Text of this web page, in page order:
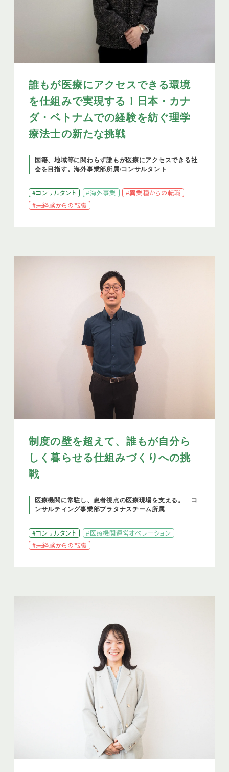
誰もが医療にアクセスできる環境
を仕組みで実現する！日本・カナ
ダ・ベトナムでの経験を紡ぐ理学
療法士の新たな挑戦
国籍、地域等に関わらず誰もが医療にアクセスできる社
会を目指す。海外事業部所属/コンサルタント
#コンサルタント #海外事業
#異業種からの転職
#未経験からの転職
制度の壁を超えて、誰もが自分ら
しく暮らせる仕組みづくりへの挑
戦
医療機関に常駐し、患者視点の医療現場を支える。 コ
ンサルティング事業部プラタナスチーム所属
#コンサルタント
#医療機関運営オペレーション
#未経験からの転職